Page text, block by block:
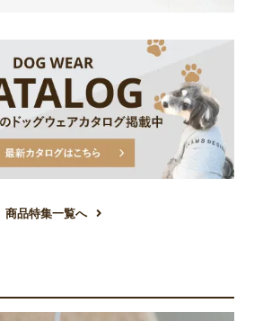
商品特集一覧へ